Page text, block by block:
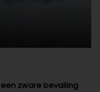
zware bevalling